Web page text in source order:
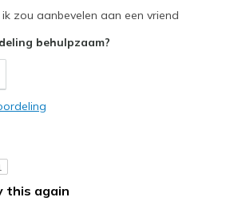
ik zou aanbevelen aan een vriend
behulpzaam?
this again